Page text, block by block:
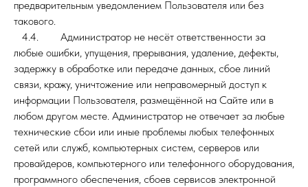
предварительным уведомлением Пользователя или без
такового.
4.4. Администратор не несёт ответственности за
любые ошибки, упущения, прерывания, удаление, дефекты,
задержку в обработке или передаче данных, сбое линий
связи, кражу, уничтожение или неправомерный доступ к
информации Пользователя, размещённой на Сайте или в
любом другом месте. Администратор не отвечает за любые
технические сбои или иные проблемы любых телефонных
сетей или служб, компьютерных систем, серверов или
провайдеров, компьютерного или телефонного оборудования,
программного обеспечения, сбоев сервисов электронной